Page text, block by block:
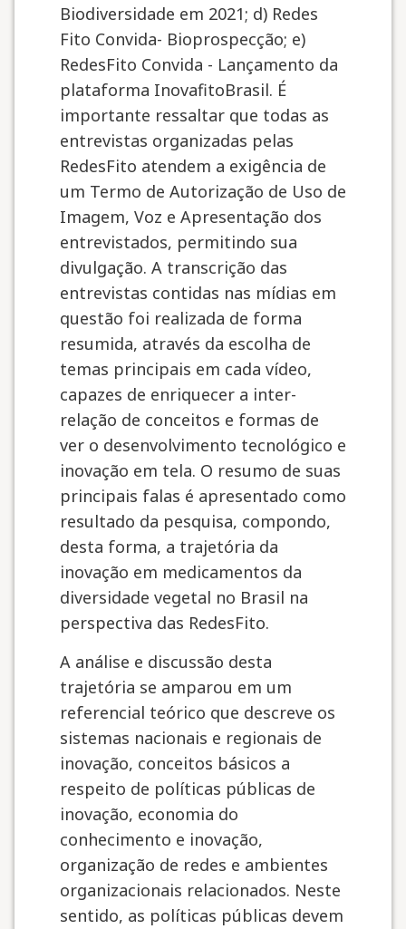
Biodiversidade em 2021; d) Redes
Fito Convida- Bioprospecção; e)
RedesFito Convida - Lançamento da
plataforma InovafitoBrasil. É
importante ressaltar que todas as
entrevistas organizadas pelas
RedesFito atendem a exigência de
um Termo de Autorização de Uso de
Imagem, Voz e Apresentação dos
entrevistados, permitindo sua
divulgação. A transcrição das
entrevistas contidas nas mídias em
questão foi realizada de forma
resumida, através da escolha de
temas principais em cada vídeo,
capazes de enriquecer a inter-
relação de conceitos e formas de
ver o desenvolvimento tecnológico e
inovação em tela. O resumo de suas
principais falas é apresentado como
resultado da pesquisa, compondo,
desta forma, a trajetória da
inovação em medicamentos da
diversidade vegetal no Brasil na
perspectiva das RedesFito.
A análise e discussão desta
trajetória se amparou em um
referencial teórico que descreve os
sistemas nacionais e regionais de
inovação, conceitos básicos a
respeito de políticas públicas de
inovação, economia do
conhecimento e inovação,
organização de redes e ambientes
organizacionais relacionados. Neste
sentido, as políticas públicas devem